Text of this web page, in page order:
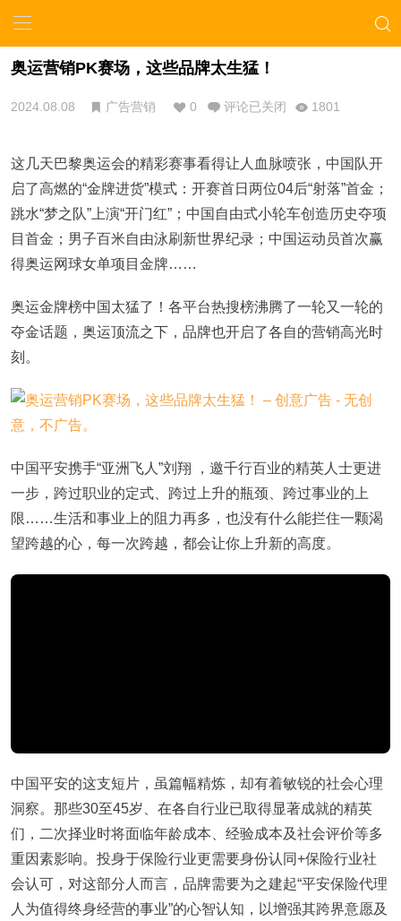
奥运营销PK赛场，这些品牌太生猛！
2024.08.08 广告营销 0 评论已关闭 1801
这几天巴黎奥运会的精彩赛事看得让人血脉喷张，中国队开
启了高燃的“金牌进货”模式：开赛首日两位04后“射落”首金；
跳水“梦之队”上演“开门红”；中国自由式小轮车创造历史夺项
目首金；男子百米自由泳刷新世界纪录；中国运动员首次赢
得奥运网球女单项目金牌……
奥运金牌榜中国太猛了！各平台热搜榜沸腾了一轮又一轮的
夺金话题，奥运顶流之下，品牌也开启了各自的营销高光时
刻。
中国平安携手“亚洲飞人”刘翔 ，邀千行百业的精英人士更进
一步，跨过职业的定式、跨过上升的瓶颈、跨过事业的上
限……生活和事业上的阻力再多，也没有什么能拦住一颗渴
望跨越的心，每一次跨越，都会让你上升新的高度。
中国平安的这支短片，虽篇幅精炼，却有着敏锐的社会心理
洞察。那些30至45岁、在各自行业已取得显著成就的精英
们，二次择业时将面临年龄成本、经验成本及社会评价等多
重因素影响。投身于保险行业更需要身份认同+保险行业社
会认可，对这部分人而言，品牌需要为之建起“平安保险代理
人为值得终身经营的事业”的心智认知，以增强其跨界意愿及